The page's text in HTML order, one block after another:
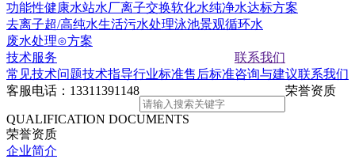
功能性健康水站水厂离子交换软化水纯净水达标方案
去离子超/高纯水生活污水处理泳池景观循环水
废水处理⊙方案
技术服务
常见技术问题技术指导行业标准售后标准
联系我们
咨询与建议联系我们
客服电话： 13311391148 荣誉资质
QUALIFICATION DOCUMENTS
荣誉资质
企业简介